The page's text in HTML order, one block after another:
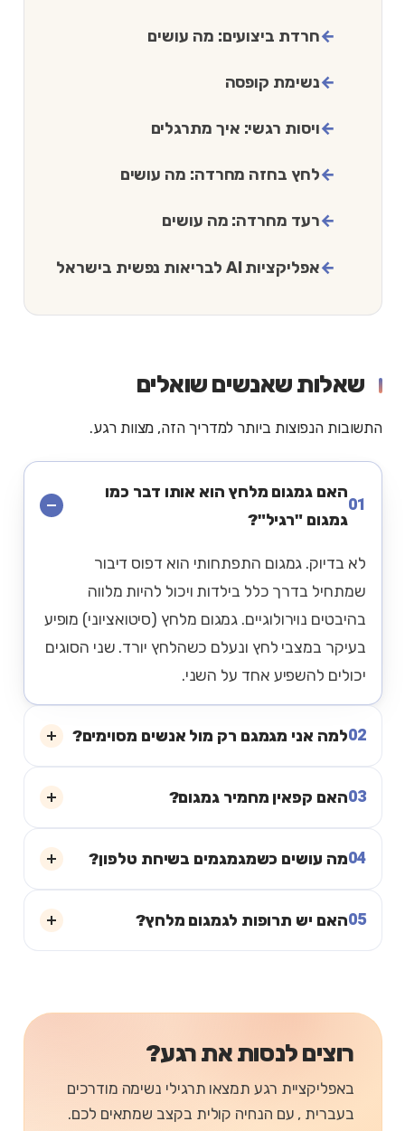
חרדת ביצועים: מה עושים
נשימת קופסה
ויסות רגשי: איך מתרגלים
לחץ בחזה מחרדה: מה עושים
רעד מחרדה: מה עושים
אפליקציות AI לבריאות נפשית בישראל
שאלות שאנשים שואלים
התשובות הנפוצות ביותר למדריך הזה, מצוות רגע.
01
האם גמגום מלחץ הוא אותו דבר כמו
גמגום "רגיל"?
לא בדיוק. גמגום התפתחותי הוא דפוס דיבור
שמתחיל בדרך כלל בילדות ויכול להיות מלווה
בהיבטים נוירולוגיים. גמגום מלחץ (סיטואציוני) מופיע
בעיקר במצבי לחץ ונעלם כשהלחץ יורד. שני הסוגים
יכולים להשפיע אחד על השני.
02למה אני מגמגם רק מול אנשים מסוימים?
03האם קפאין מחמיר גמגום?
04מה עושים כשמגמגמים בשיחת טלפון?
05האם יש תרופות לגמגום מלחץ?
רוצים לנסות את רגע?
באפליקציית רגע תמצאו תרגילי נשימה מודרכים
בעברית , עם הנחיה קולית בקצב שמתאים לכם.